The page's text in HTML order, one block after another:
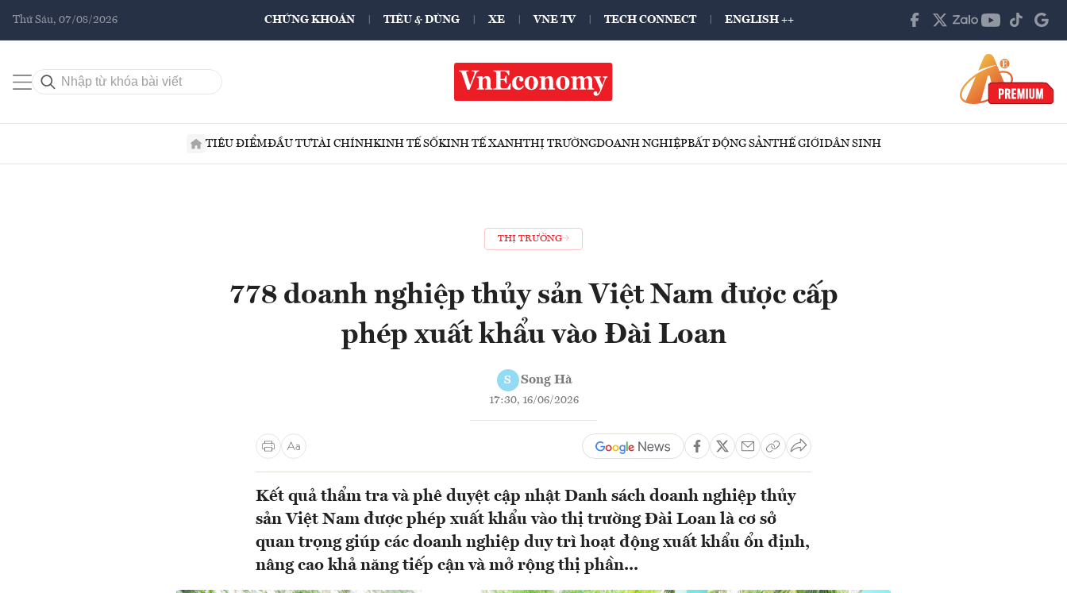
Thứ Sáu, 07/08/2026 CHỨNG KHOÁN TIÊU & DÙNG XE VNE TV TECH CONNECT ENGLISH ++
TIÊU ĐIỂMĐẦU TƯTÀI CHÍNHKINH TẾ SỐKINH TẾ XANHTHỊ TRƯỜNGDOANH NGHIỆPBẤT ĐỘNG SẢNTHẾ GIỚIDÂN SINH
THỊ TRƯỜNG
778 doanh nghiệp thủy sản Việt Nam được cấp
phép xuất khẩu vào Đài Loan
S Song Hà
17:30, 16/06/2026
Kết quả thẩm tra và phê duyệt cập nhật Danh sách doanh nghiệp thủy
sản Việt Nam được phép xuất khẩu vào thị trường Đài Loan là cơ sở
quan trọng giúp các doanh nghiệp duy trì hoạt động xuất khẩu ổn định,
nâng cao khả năng tiếp cận và mở rộng thị phần...